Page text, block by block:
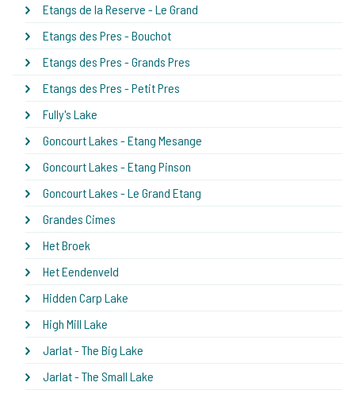
Etangs de la Reserve - Le Grand
Etangs des Pres - Bouchot
Etangs des Pres - Grands Pres
Etangs des Pres - Petit Pres
Fully's Lake
Goncourt Lakes - Etang Mesange
Goncourt Lakes - Etang Pinson
Goncourt Lakes - Le Grand Etang
Grandes Cimes
Het Broek
Het Eendenveld
Hidden Carp Lake
High Mill Lake
Jarlat - The Big Lake
Jarlat - The Small Lake